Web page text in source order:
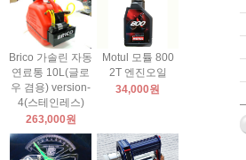
Brico 가솔린 자동
연료통 10L(글로
우 겸용) version-
4(스테인레스)
263,000원
Motul 모튤 800
2T 엔진오일
34,000원